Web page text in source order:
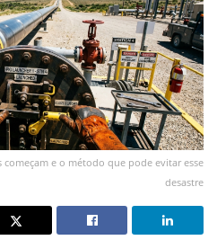
e o método que pode evitar esse
desastre